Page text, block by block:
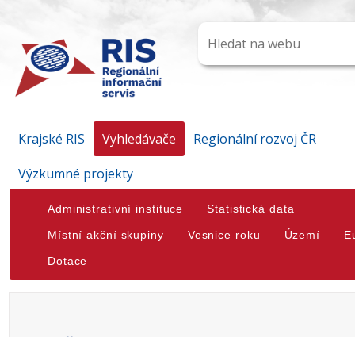
Krajské RIS Vyhledávače
Regionální rozvoj ČR
Výzkumné projekty
Administrativní instituce Statistická data
Místní akční skupiny Vesnice roku Území
Dotace